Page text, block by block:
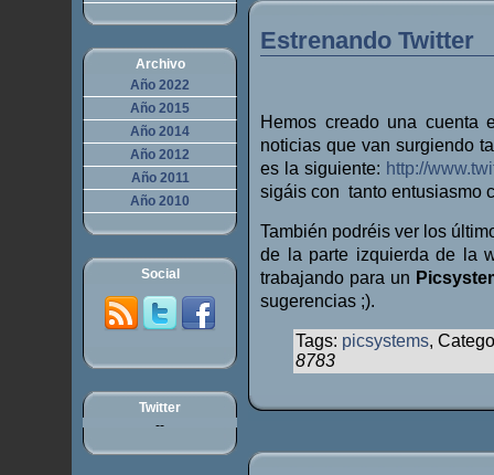
Estrenando Twitter
Hemos creado una cuenta
noticias que van surgiendo
es la siguiente: http://
sigáis con tanto entusiasmo
También podréis ver los
de la parte izquierda de la
trabajando para un
sugerencias ;).
Tags: picsystems,
8783
Archivo
Año 2022
Año 2015
Año 2014
Año 2012
Año 2011
Año 2010
Social
Twitter
--